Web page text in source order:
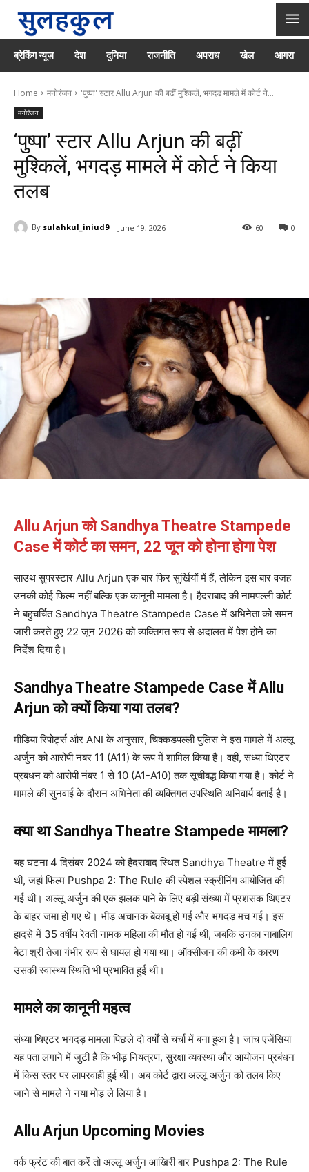
ब्रेकिंग न्यूज़ देश दुनिया राजनीति अपराध खेल आगरा
Home मनोरंजन 'पुष्पा' स्टार Allu Arjun की बढ़ीं मुश्किलें, भगदड़ मामले में कोर्ट ने...
मनोरंजन
‘पुष्पा’ स्टार Allu Arjun की बढ़ीं
मुश्किलें, भगदड़ मामले में कोर्ट ने किया
तलब
By sulahkul_iniud9 June 19, 2026 0
60
Allu Arjun को Sandhya Theatre Stampede
Case में कोर्ट का समन, 22 जून को होना होगा पेश
साउथ सुपरस्टार Allu Arjun एक बार फिर सुर्खियों में हैं, लेकिन इस बार वजह
उनकी कोई फिल्म नहीं बल्कि एक कानूनी मामला है। हैदराबाद की नामपल्ली कोर्ट
ने बहुचर्चित Sandhya Theatre Stampede Case में अभिनेता को समन
जारी करते हुए 22 जून 2026 को व्यक्तिगत रूप से अदालत में पेश होने का
निर्देश दिया है।
Sandhya Theatre Stampede Case में Allu
Arjun को क्यों किया गया तलब?
मीडिया रिपोर्ट्स और ANI के अनुसार, चिक्कडपल्ली पुलिस ने इस मामले में अल्लू
अर्जुन को आरोपी नंबर 11 (A11) के रूप में शामिल किया है। वहीं, संध्या थिएटर
प्रबंधन को आरोपी नंबर 1 से 10 (A1-A10) तक सूचीबद्ध किया गया है। कोर्ट ने
मामले की सुनवाई के दौरान अभिनेता की व्यक्तिगत उपस्थिति अनिवार्य बताई है।
क्या था Sandhya Theatre Stampede मामला?
यह घटना 4 दिसंबर 2024 को हैदराबाद स्थित Sandhya Theatre में हुई
थी, जहां फिल्म Pushpa 2: The Rule की स्पेशल स्क्रीनिंग आयोजित की
गई थी। अल्लू अर्जुन की एक झलक पाने के लिए बड़ी संख्या में प्रशंसक थिएटर
के बाहर जमा हो गए थे। भीड़ अचानक बेकाबू हो गई और भगदड़ मच गई। इस
हादसे में 35 वर्षीय रेवती नामक महिला की मौत हो गई थी, जबकि उनका नाबालिग
बेटा श्री तेजा गंभीर रूप से घायल हो गया था। ऑक्सीजन की कमी के कारण
उसकी स्वास्थ्य स्थिति भी प्रभावित हुई थी।
मामले का कानूनी महत्व
संध्या थिएटर भगदड़ मामला पिछले दो वर्षों से चर्चा में बना हुआ है। जांच एजेंसियां
यह पता लगाने में जुटी हैं कि भीड़ नियंत्रण, सुरक्षा व्यवस्था और आयोजन प्रबंधन
में किस स्तर पर लापरवाही हुई थी। अब कोर्ट द्वारा अल्लू अर्जुन को तलब किए
जाने से मामले ने नया मोड़ ले लिया है।
Allu Arjun Upcoming Movies
वर्क फ्रंट की बात करें तो अल्लू अर्जुन आखिरी बार Pushpa 2: The Rule